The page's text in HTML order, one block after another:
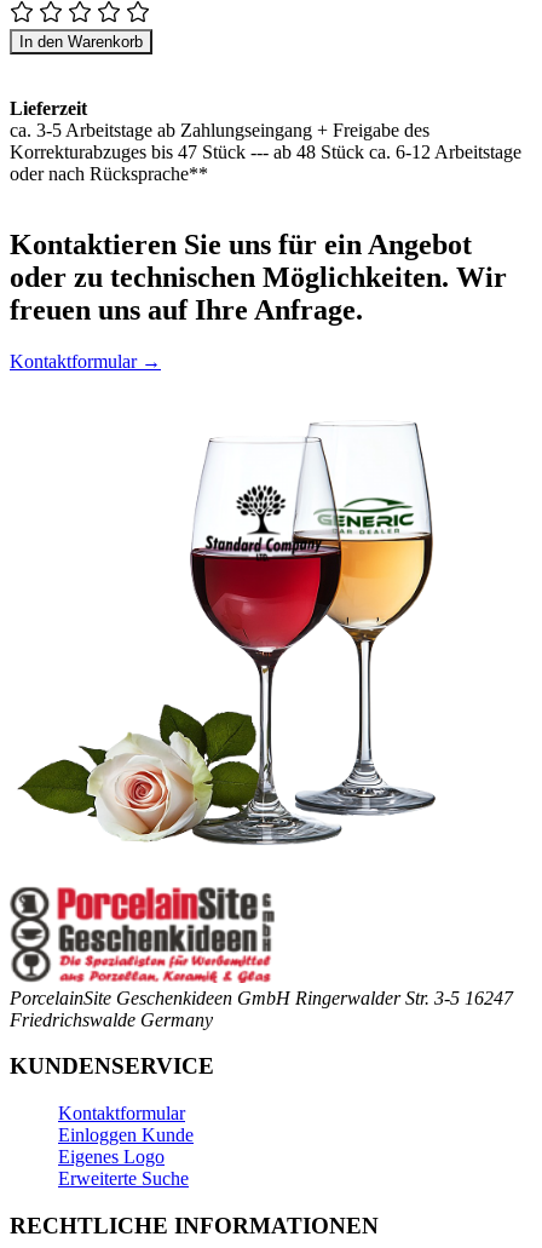
In den Warenkorb
Lieferzeit
ca. 3-5 Arbeitstage ab Zahlungseingang + Freigabe des
Korrekturabzuges bis 47 Stück --- ab 48 Stück ca. 6-12 Arbeitstage
oder nach Rücksprache**
Kontaktieren Sie uns für ein Angebot
oder zu technischen Möglichkeiten. Wir
freuen uns auf Ihre Anfrage.
Kontaktformular →
PorcelainSite Geschenkideen GmbH Ringerwalder Str. 3-5 16247
Friedrichswalde Germany
KUNDENSERVICE
Kontaktformular
Einloggen Kunde
Eigenes Logo
Erweiterte Suche
RECHTLICHE INFORMATIONEN